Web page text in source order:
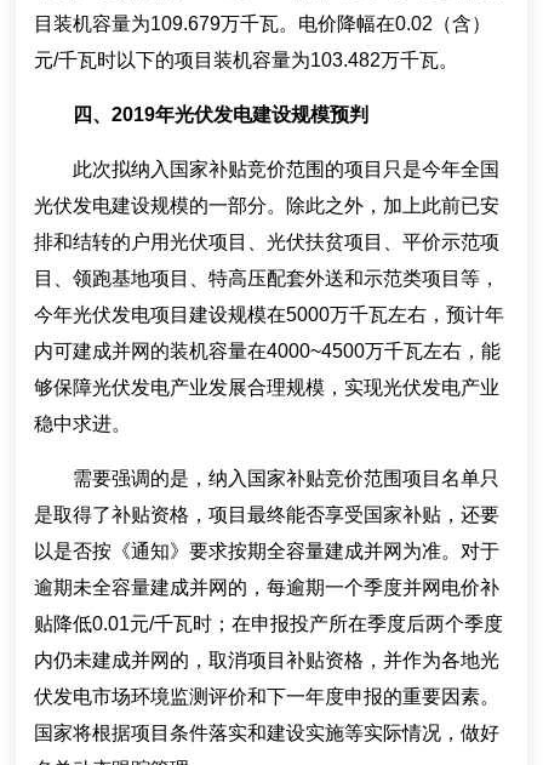
目装机容量为109.679万千瓦。电价降幅在0.02（含）
元/千瓦时以下的项目装机容量为103.482万千瓦。
四、2019年光伏发电建设规模预判
此次拟纳入国家补贴竞价范围的项目只是今年全国
光伏发电建设规模的一部分。除此之外，加上此前已安
排和结转的户用光伏项目、光伏扶贫项目、平价示范项
目、领跑基地项目、特高压配套外送和示范类项目等，
今年光伏发电项目建设规模在5000万千瓦左右，预计年
内可建成并网的装机容量在4000~4500万千瓦左右，能
够保障光伏发电产业发展合理规模，实现光伏发电产业
稳中求进。
需要强调的是，纳入国家补贴竞价范围项目名单只
是取得了补贴资格，项目最终能否享受国家补贴，还要
以是否按《通知》要求按期全容量建成并网为准。对于
逾期未全容量建成并网的，每逾期一个季度并网电价补
贴降低0.01元/千瓦时；在申报投产所在季度后两个季度
内仍未建成并网的，取消项目补贴资格，并作为各地光
伏发电市场环境监测评价和下一年度申报的重要因素。
国家将根据项目条件落实和建设实施等实际情况，做好